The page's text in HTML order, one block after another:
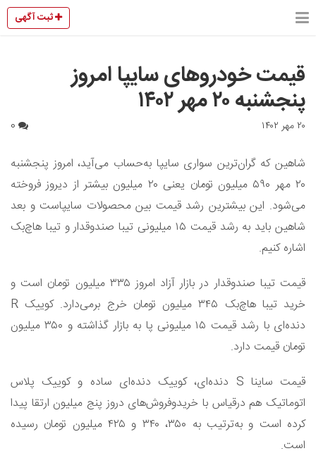
ثبت آگهی
قیمت خودروهای سایپا امروز
پنجشنبه ۲۰ مهر ۱۴۰۲
۲۰ مهر ۱۴۰۲
شاهین که گران‌ترین سواری سایپا به‌حساب می‌آید، امروز پنجشنبه
۲۰ مهر ۵۹۰ میلیون تومان یعنی ۲۰ میلیون بیشتر از دیروز فروخته
می‌شود. این بیشترین رشد قیمت بین محصولات سایپاست و بعد
شاهین باید به رشد قیمت ۱۵ میلیونی تیبا صندوقدار و تیبا هاچ‌بک
اشاره کنیم.
قیمت تیبا صندوقدار در بازار آزاد امروز ۳۳۵ میلیون تومان است و
خرید تیبا هاچ‌بک ۳۴۵ میلیون تومان خرج برمی‌دارد. کوییک R
دنده‌ای با رشد قیمت ۱۵ میلیونی پا به بازار گذاشته و ۳۵۰ میلیون
تومان قیمت دارد.
قیمت ساینا S دنده‌ای، کوییک دنده‌ای ساده و کوییک پلاس
اتوماتیک هم درقیاس با خریدوفروش‌های دروز پنج میلیون ارتقا پیدا
کرده است و به‌ترتیب به ۳۵۰، ۳۴۰ و ۴۲۵ میلیون تومان رسیده
است.